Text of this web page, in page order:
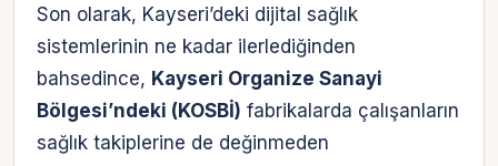
Son olarak, Kayseri’deki dijital sağlık
sistemlerinin ne kadar ilerlediğinden
bahsedince, Kayseri Organize Sanayi
Bölgesi’ndeki (KOSBİ) fabrikalarda çalışanların
sağlık takiplerine de değinmeden